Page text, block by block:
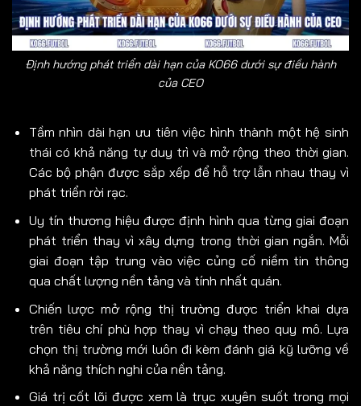
Định hướng phát triển dài hạn của KO66 dưới sự điều hành
của CEO
Tầm nhìn dài hạn ưu tiên việc hình thành một hệ sinh
thái có khả năng tự duy trì và mở rộng theo thời gian.
Các bộ phận được sắp xếp để hỗ trợ lẫn nhau thay vì
phát triển rời rạc.
Uy tín thương hiệu được định hình qua từng giai đoạn
phát triển thay vì xây dựng trong thời gian ngắn. Mỗi
giai đoạn tập trung vào việc củng cố niềm tin thông
qua chất lượng nền tảng và tính nhất quán.
Chiến lược mở rộng thị trường được triển khai dựa
trên tiêu chí phù hợp thay vì chạy theo quy mô. Lựa
chọn thị trường mới luôn đi kèm đánh giá kỹ lưỡng về
khả năng thích nghi của nền tảng.
Giá trị cốt lõi được xem là trục xuyên suốt trong mọi